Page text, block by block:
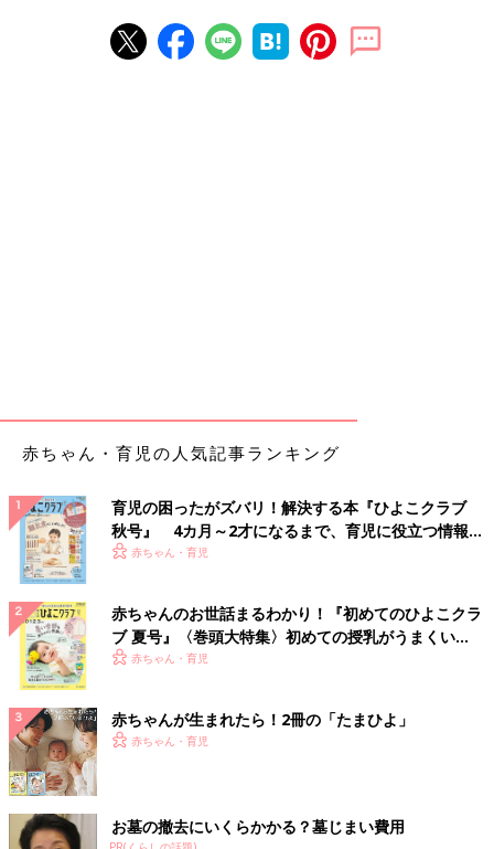
赤ちゃん・育児の人気記事ランキング
育児の困ったがズバリ！解決する本『ひよこクラブ
秋号』 4カ月～2才になるまで、育児に役立つ情報が
いっぱい！
赤ちゃん・育児
赤ちゃんのお世話まるわかり！『初めてのひよこクラ
ブ 夏号』〈巻頭大特集〉初めての授乳がうまくい
く！ おっぱい・ミルクの基本と夏のトラブル 解決テ
赤ちゃん・育児
赤ちゃんが生まれたら！2冊の「たまひよ」
赤ちゃん・育児
お墓の撤去にいくらかかる？墓じまい費用